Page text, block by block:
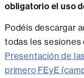
obligatorio el uso
Podéis descargar
todas les sesiones
Presentación de
primero FEyE